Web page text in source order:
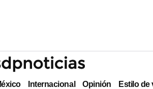
Internacional Opinión Estilo de